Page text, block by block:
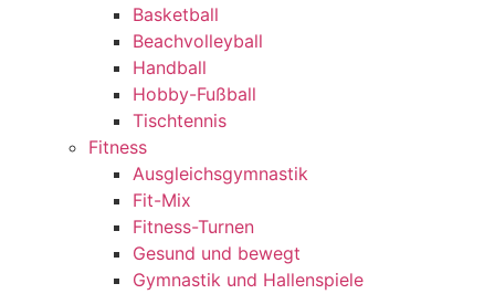
Basketball
Beachvolleyball
Handball
Hobby-Fußball
Tischtennis
Fitness
Ausgleichsgymnastik
Fit-Mix
Fitness-Turnen
Gesund und bewegt
Gymnastik und Hallenspiele